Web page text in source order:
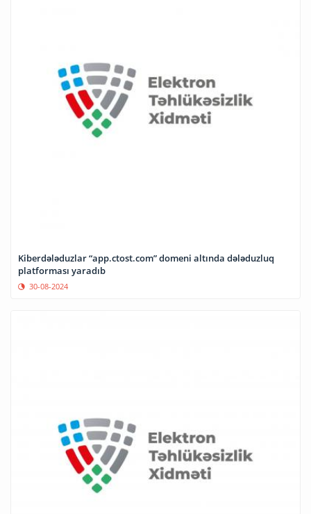
Kiberdələduzlar “app.ctost.com” domeni altında dələduzluq
platforması yaradıb
30-08-2024